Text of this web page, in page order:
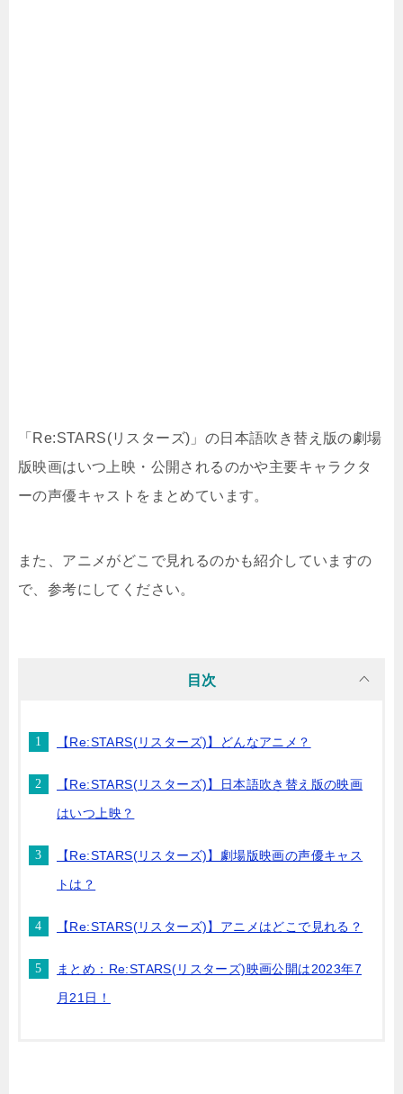
「Re:STARS(リスターズ)」の日本語吹き替え版の劇場
版映画はいつ上映・公開されるのかや主要キャラクタ
ーの声優キャストをまとめています。
また、アニメがどこで見れるのかも紹介していますの
で、参考にしてください。
目次
【Re:STARS(リスターズ)】どんなアニメ？
【Re:STARS(リスターズ)】日本語吹き替え版の映画
はいつ上映？
【Re:STARS(リスターズ)】劇場版映画の声優キャス
トは？
【Re:STARS(リスターズ)】アニメはどこで見れる？
まとめ：Re:STARS(リスターズ)映画公開は2023年7
月21日！